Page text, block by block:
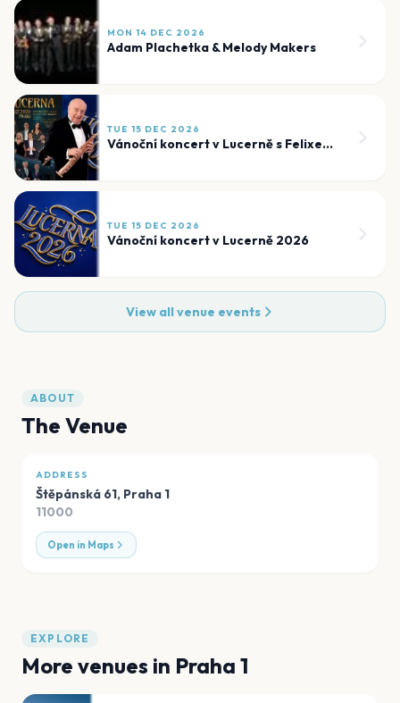
MON 14 DEC 2026
Adam Plachetka & Melody Makers
TUE 15 DEC 2026
Vánoční koncert v Lucerně s Felixem Slováčkem
TUE 15 DEC 2026
Vánoční koncert v Lucerně 2026
View all venue events
ABOUT
The Venue
ADDRESS
Štěpánská 61, Praha 1
11000
Open in Maps
EXPLORE
More venues in Praha 1